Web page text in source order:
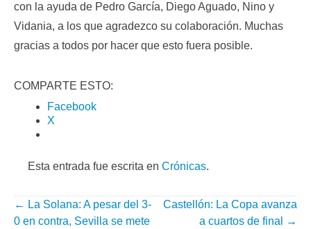
con la ayuda de Pedro García, Diego Aguado, Nino y
Vidania, a los que agradezco su colaboración. Muchas
gracias a todos por hacer que esto fuera posible.
COMPARTE ESTO:
Facebook
X
Esta entrada fue escrita en Crónicas.
NAVEGACIÓN
← La Solana: A pesar del 3-
0 en contra, Sevilla se mete
Castellón: La Copa avanza
a cuartos de final
→